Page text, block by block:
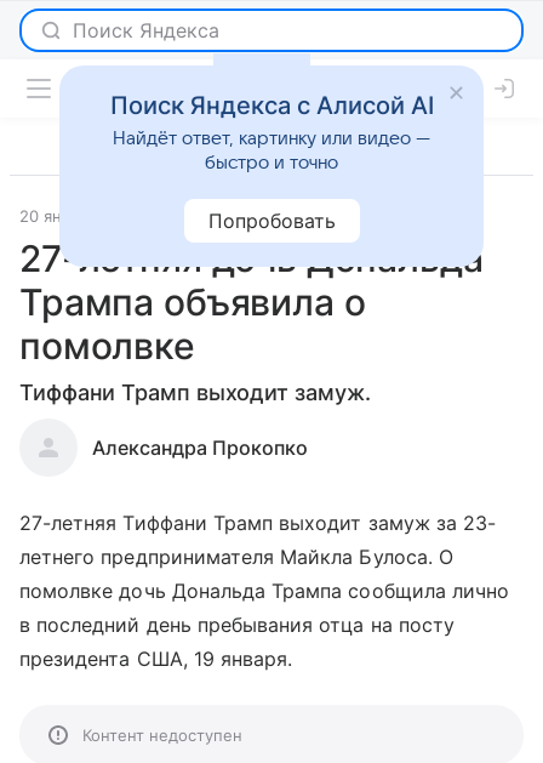
20 января 2021 Светская жизнь
27-летняя дочь Дональда
Трампа объявила о
помолвке
Тиффани Трамп выходит замуж.
Александра Прокопко
27-летняя Тиффани Трамп выходит замуж за 23-
летнего предпринимателя Майкла Булоса. О
помолвке дочь Дональда Трампа сообщила лично
в последний день пребывания отца на посту
президента США, 19 января.
Контент недоступен
Поиск Яндекса с Алисой AI
Найдёт ответ, картинку или видео —
быстро и точно
Попробовать